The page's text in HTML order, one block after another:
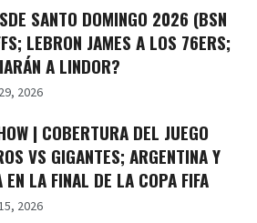
SANTO DOMINGO 2026 (BSN
LEBRON JAMES A LOS 76ERS;
A LINDOR?
2026
| COBERTURA DEL JUEGO
VS GIGANTES; ARGENTINA Y
EN LA FINAL DE LA COPA FIFA
2026